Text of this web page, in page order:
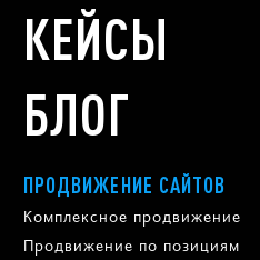
КЕЙСЫ
БЛОГ
ПРОДВИЖЕНИЕ САЙТОВ
Комплексное продвижение
Продвижение по позициям